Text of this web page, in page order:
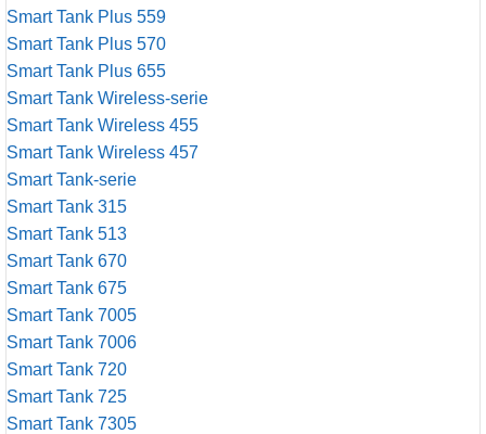
Smart Tank Plus 559
Smart Tank Plus 570
Smart Tank Plus 655
Smart Tank Wireless-serie
Smart Tank Wireless 455
Smart Tank Wireless 457
Smart Tank-serie
Smart Tank 315
Smart Tank 513
Smart Tank 670
Smart Tank 675
Smart Tank 7005
Smart Tank 7006
Smart Tank 720
Smart Tank 725
Smart Tank 7305